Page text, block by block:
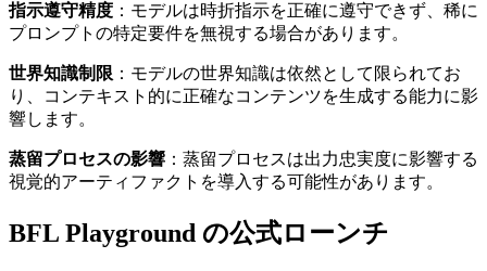
指示遵守精度 ：モデルは時折指示を正確に遵守できず、稀に
プロンプトの特定要件を無視する場合があります。
世界知識制限 ：モデルの世界知識は依然として限られてお
り、コンテキスト的に正確なコンテンツを生成する能力に影
響します。
蒸留プロセスの影響 ：蒸留プロセスは出力忠実度に影響する
視覚的アーティファクトを導入する可能性があります。
BFL Playground の公式ローンチ